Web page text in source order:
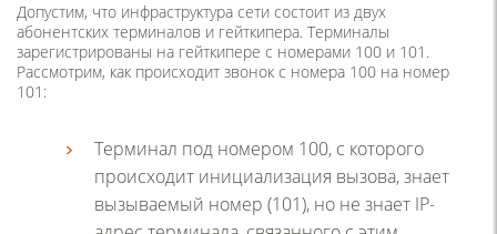
Допустим, что инфраструктура сети состоит из двух
абонентских терминалов и гейткипера. Терминалы
зарегистрированы на гейткипере с номерами 100 и 101.
Рассмотрим, как происходит звонок с номера 100 на номер
101:
Терминал под номером 100, с которого
происходит инициализация вызова, знает
вызываемый номер (101), но не знает IP-